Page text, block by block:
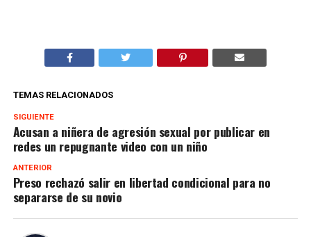
TEMAS RELACIONADOS
SIGUIENTE
Acusan a niñera de agresión sexual por publicar en
redes un repugnante video con un niño
ANTERIOR
Preso rechazó salir en libertad condicional para no
separarse de su novio